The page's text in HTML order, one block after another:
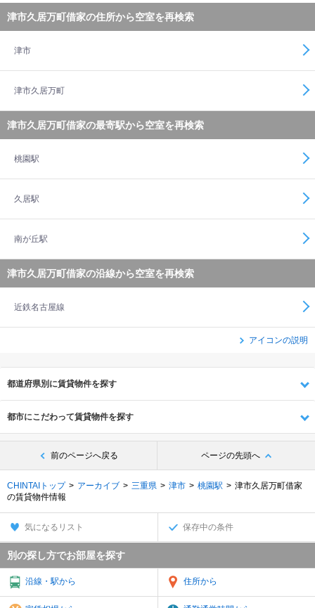
津市久居万町借家の住所から空室を再検索
津市
津市久居万町
津市久居万町借家の最寄駅から空室を再検索
桃園駅
久居駅
南が丘駅
津市久居万町借家の沿線から空室を再検索
近鉄名古屋線
アイコンの説明
都道府県別に賃貸物件を探す
都市にこだわって賃貸物件を探す
前のページへ戻る ページの先頭へ
CHINTAIトップ アーカイブ 三重県 津市 桃園駅
津市久居万町借家
の賃貸物件情報
気になるリスト 保存中の条件
別の探し方でお部屋を探す
沿線・駅から 住所から